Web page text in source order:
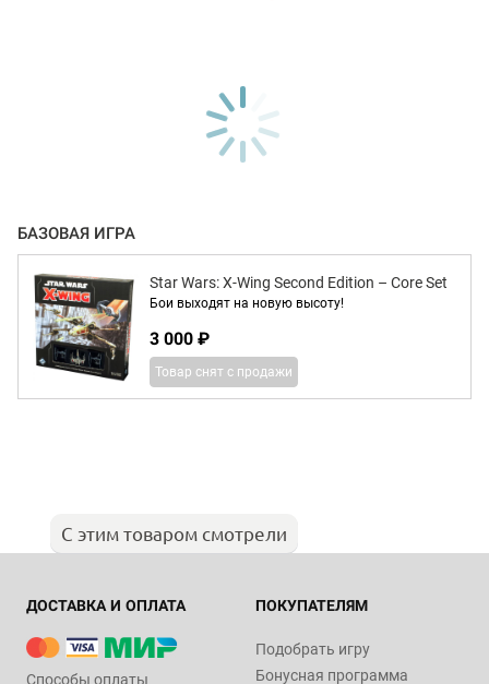
БАЗОВАЯ ИГРА
Star Wars: X-Wing Second Edition – Core Set
Бои выходят на новую высоту!
3 000 ₽
Товар снят с продажи
С этим товаром смотрели
ДОСТАВКА И ОПЛАТА
Способы оплаты
ПОКУПАТЕЛЯМ
Подобрать игру
Бонусная программа